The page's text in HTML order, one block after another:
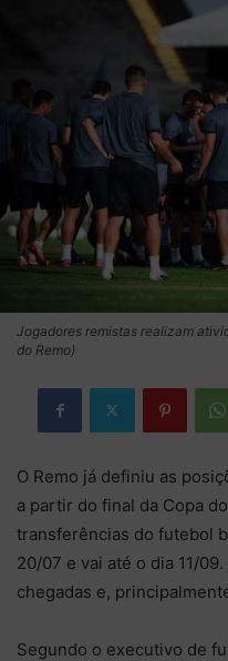
Jogadores remistas realizam
do Remo)
O Remo já definiu as
a partir do final da Copa
transferências do futebol
20/07 e vai até o dia 11/
chegadas e,
Segundo o executivo de